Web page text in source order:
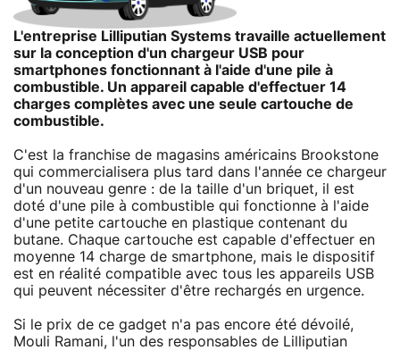
L'entreprise Lilliputian Systems travaille actuellement
sur la conception d'un chargeur USB pour
smartphones fonctionnant à l'aide d'une pile à
combustible. Un appareil capable d'effectuer 14
charges complètes avec une seule cartouche de
combustible.
C'est la franchise de magasins américains Brookstone
qui commercialisera plus tard dans l'année ce chargeur
d'un nouveau genre : de la taille d'un briquet, il est
doté d'une pile à combustible qui fonctionne à l'aide
d'une petite cartouche en plastique contenant du
butane. Chaque cartouche est capable d'effectuer en
moyenne 14 charge de smartphone, mais le dispositif
est en réalité compatible avec tous les appareils USB
qui peuvent nécessiter d'être rechargés en urgence.
Si le prix de ce gadget n'a pas encore été dévoilé,
Mouli Ramani, l'un des responsables de Lilliputian